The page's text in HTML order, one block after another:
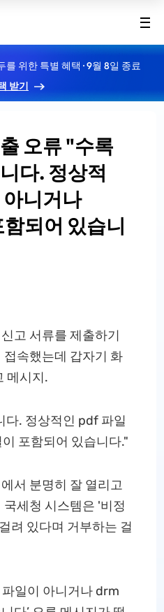
를 위한 특별 혜택 · 9월 8일 종료
받기
오류 "수록
다. 정상적
아니거나
되어 있습니
고 서류를 제출하기
속했는데 갑자기 화
메시지.
다. 정상적인 pdf 파일
포함되어 있습니다."
서 분명히 잘 열리고
세청 시스템은 '비정
려 있다며 거부하는 걸
일이 아니거나 drm